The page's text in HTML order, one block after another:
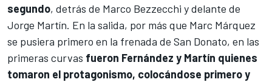
segundo, detrás de Marco Bezzecchi y delante de
Jorge Martín. En la salida, por más que Marc Márquez
se pusiera primero en la frenada de San Donato, en las
primeras curvas fueron Fernández y Martín quienes
tomaron el protagonismo, colocándose primero y